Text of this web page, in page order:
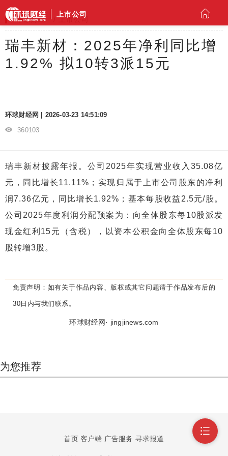
上市公司
环球财经 上市公司
瑞丰新材：2025年净利同比增
1.92% 拟10转3派15元
环球财经网 | 2026-03-23 14:51:09
360103
瑞丰新材披露年报。公司2025年实现营业收入35.08亿
元，同比增长11.11%；实现归属于上市公司股东的净利
润7.36亿元，同比增长1.92%；基本每股收益2.5元/股。
公司2025年度利润分配预案为：向全体股东每10股派发
现金红利15元（含税），以资本公积金向全体股东每10
股转增3股。
免责声明： 如有关于作品内容、版权或其它问题请于作品发布后的
30日内与我们联系。
环球财经网· jingjinews.com
为您推荐
首页 客户端 广告服务 寻求报道